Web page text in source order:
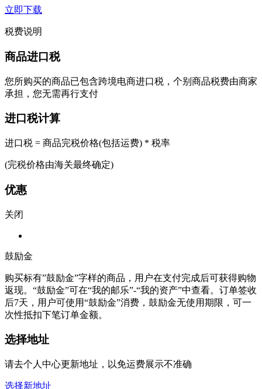
立即下载
税费说明
商品进口税
您所购买的商品已包含跨境电商进口税，个别商品税费由商家
承担，您无需再行支付
进口税计算
进口税 = 商品完税价格(包括运费) * 税率
(完税价格由海关最终确定)
优惠
关闭
鼓励金
购买标有”鼓励金”字样的商品，用户在支付完成后可获得购物
返现。“鼓励金”可在“我的邮乐”-“我的资产”中查看。订单签收
后7天，用户可使用“鼓励金”消费，鼓励金无使用期限，可一
次性抵扣下笔订单金额。
选择地址
请去个人中心更新地址，以免运费展示不准确
选择新地址